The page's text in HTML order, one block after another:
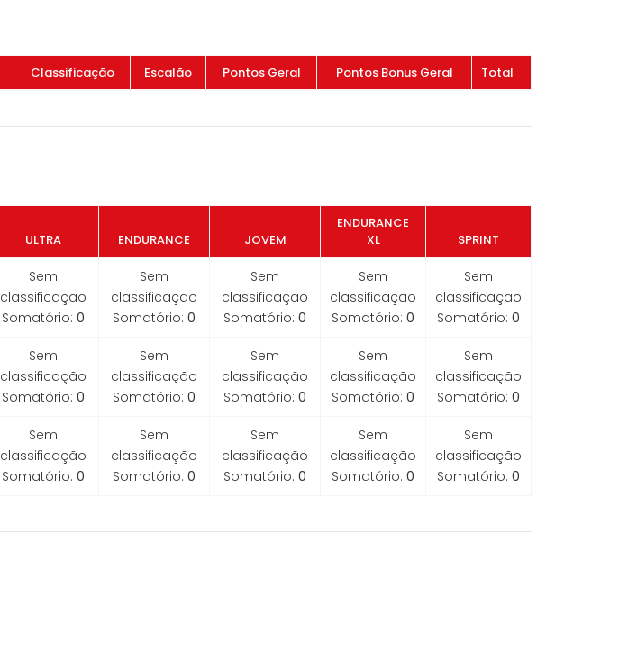
Classificação Escalão Pontos Geral Pontos Bonus Geral Total
ULTRA ENDURANCE JOVEM
ENDURANCE
XL
SPRINT
Sem
classificação
Somatório: 0
Sem
classificação
Somatório: 0
Sem
classificação
Somatório: 0
Sem
classificação
Somatório: 0
Sem
classificação
Somatório: 0
Sem
classificação
Somatório: 0
Sem
classificação
Somatório: 0
Sem
classificação
Somatório: 0
Sem
classificação
Somatório: 0
Sem
classificação
Somatório: 0
Sem
classificação
Somatório: 0
Sem
classificação
Somatório: 0
Sem
classificação
Somatório: 0
Sem
classificação
Somatório: 0
Sem
classificação
Somatório: 0